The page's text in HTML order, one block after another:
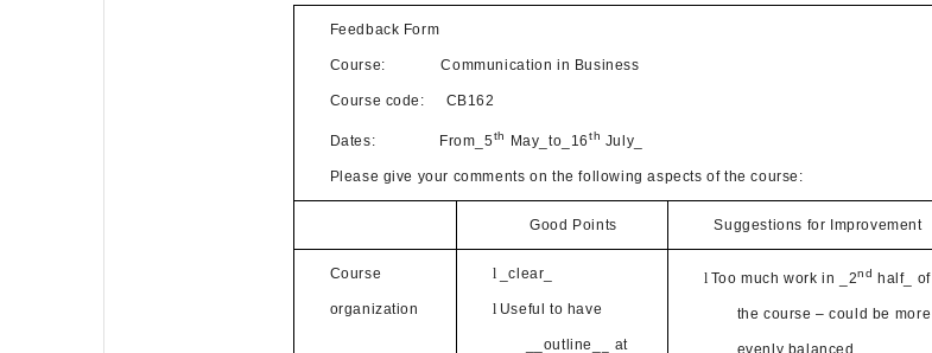
Feedback Form
Course: Communication in Business
Course code: CB162
Dates: From_5th May_to_16th July_
Please give your comments on the following aspects of the course:
Good Points Suggestions for Improvement
Course
organization
l _clear_
l Useful to have
__outline__ at
l Too much work in _2nd half_ of
the course – could be more
evenly balanced